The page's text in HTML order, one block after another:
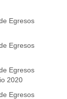
Egresos
Egresos
Egresos
2020
Egresos